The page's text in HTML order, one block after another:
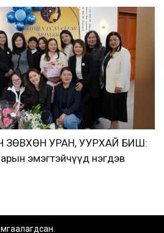
УРАН, УУРХАЙ БИШ:
эмэгтэйчүүд нэгдэв